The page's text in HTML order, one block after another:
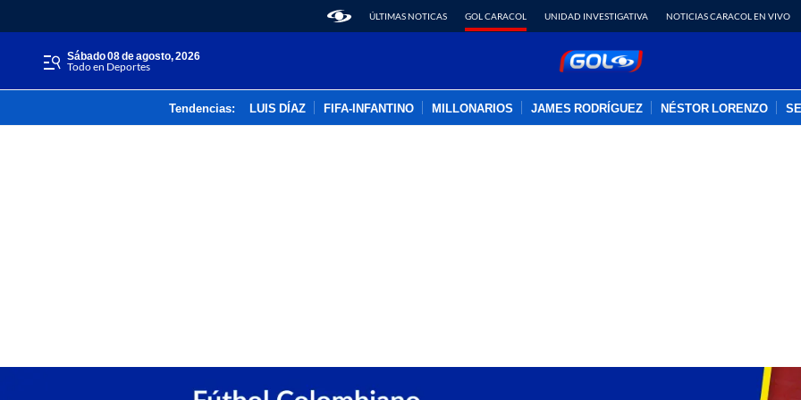
ÚLTIMAS NOTICAS GOL CARACOL UNIDAD INVESTIGATIVA NOTICIAS CARACOL EN VIVO
sábado 08 de agosto, 2026
Todo en Deportes
Tendencias: LUIS DÍAZ FIFA-INFANTINO MILLONARIOS JAMES RODRÍGUEZ NÉSTOR LORENZO